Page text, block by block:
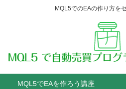
MQL5でのEAの作り方を
MQL5でEAを作ろう講座